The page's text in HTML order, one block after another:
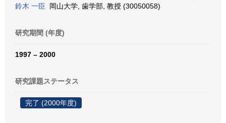
鈴木 一臣 岡山大学, 歯学部, 教授 (30050058)
研究期間 (年度)
1997 – 2000
研究課題ステータス
完了 (2000年度)